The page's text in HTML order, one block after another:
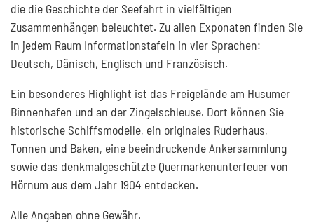
die die Geschichte der Seefahrt in vielfältigen
Zusammenhängen beleuchtet. Zu allen Exponaten finden Sie
in jedem Raum Informationstafeln in vier Sprachen:
Deutsch, Dänisch, Englisch und Französisch.
Ein besonderes Highlight ist das Freigelände am Husumer
Binnenhafen und an der Zingelschleuse. Dort können Sie
historische Schiffsmodelle, ein originales Ruderhaus,
Tonnen und Baken, eine beeindruckende Ankersammlung
sowie das denkmalgeschützte Quermarkenunterfeuer von
Hörnum aus dem Jahr 1904 entdecken.
Alle Angaben ohne Gewähr.